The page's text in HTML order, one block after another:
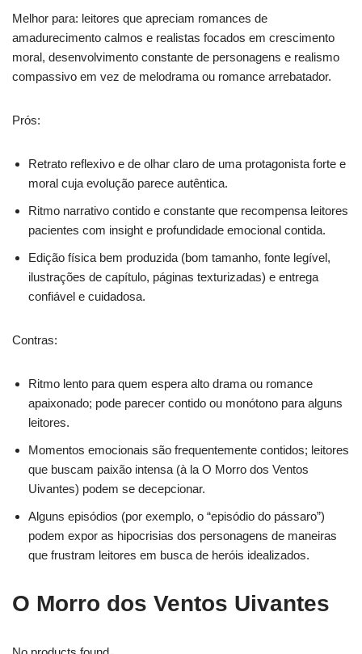
Melhor para: leitores que apreciam romances de
amadurecimento calmos e realistas focados em crescimento
moral, desenvolvimento constante de personagens e realismo
compassivo em vez de melodrama ou romance arrebatador.
Prós:
Retrato reflexivo e de olhar claro de uma protagonista forte e
moral cuja evolução parece autêntica.
Ritmo narrativo contido e constante que recompensa leitores
pacientes com insight e profundidade emocional contida.
Edição física bem produzida (bom tamanho, fonte legível,
ilustrações de capítulo, páginas texturizadas) e entrega
confiável e cuidadosa.
Contras:
Ritmo lento para quem espera alto drama ou romance
apaixonado; pode parecer contido ou monótono para alguns
leitores.
Momentos emocionais são frequentemente contidos; leitores
que buscam paixão intensa (à la O Morro dos Ventos
Uivantes) podem se decepcionar.
Alguns episódios (por exemplo, o “episódio do pássaro”)
podem expor as hipocrisias dos personagens de maneiras
que frustram leitores em busca de heróis idealizados.
O Morro dos Ventos Uivantes